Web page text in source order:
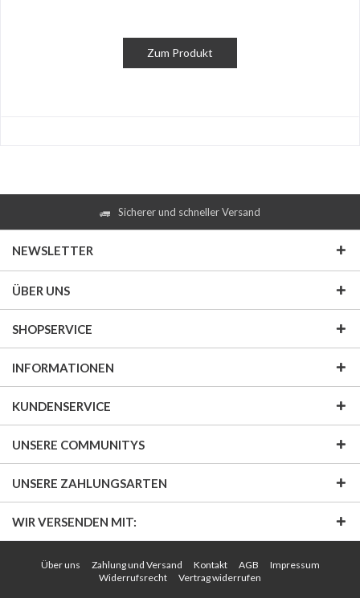
Zum Produkt
Sicherer und schneller Versand
NEWSLETTER
ÜBER UNS
SHOPSERVICE
INFORMATIONEN
KUNDENSERVICE
UNSERE COMMUNITYS
UNSERE ZAHLUNGSARTEN
WIR VERSENDEN MIT:
Über uns Zahlung und Versand Kontakt AGB
Impressum
Widerrufsrecht
Vertrag widerrufen